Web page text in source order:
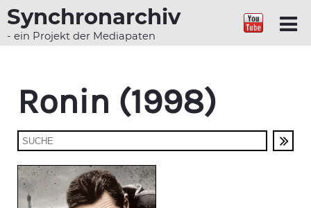
Synchronarchiv
- ein Projekt der Mediapaten
Ronin (1998)